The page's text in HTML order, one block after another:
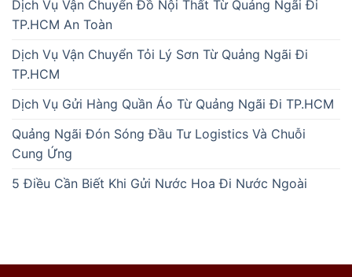
Dịch Vụ Vận Chuyển Đồ Nội Thất Từ Quảng Ngãi Đi
TP.HCM An Toàn
Dịch Vụ Vận Chuyển Tỏi Lý Sơn Từ Quảng Ngãi Đi
TP.HCM
Dịch Vụ Gửi Hàng Quần Áo Từ Quảng Ngãi Đi TP.HCM
Quảng Ngãi Đón Sóng Đầu Tư Logistics Và Chuỗi
Cung Ứng
5 Điều Cần Biết Khi Gửi Nước Hoa Đi Nước Ngoài